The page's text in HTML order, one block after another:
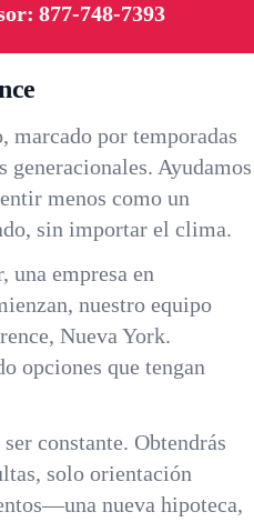
877-748-7393
marcado por temporadas
generacionales. Ayudamos
menos como un
sin importar el clima.
una empresa en
nuestro equipo
Nueva York.
opciones que tengan
constante. Obtendrás
solo orientación
nueva hipoteca,